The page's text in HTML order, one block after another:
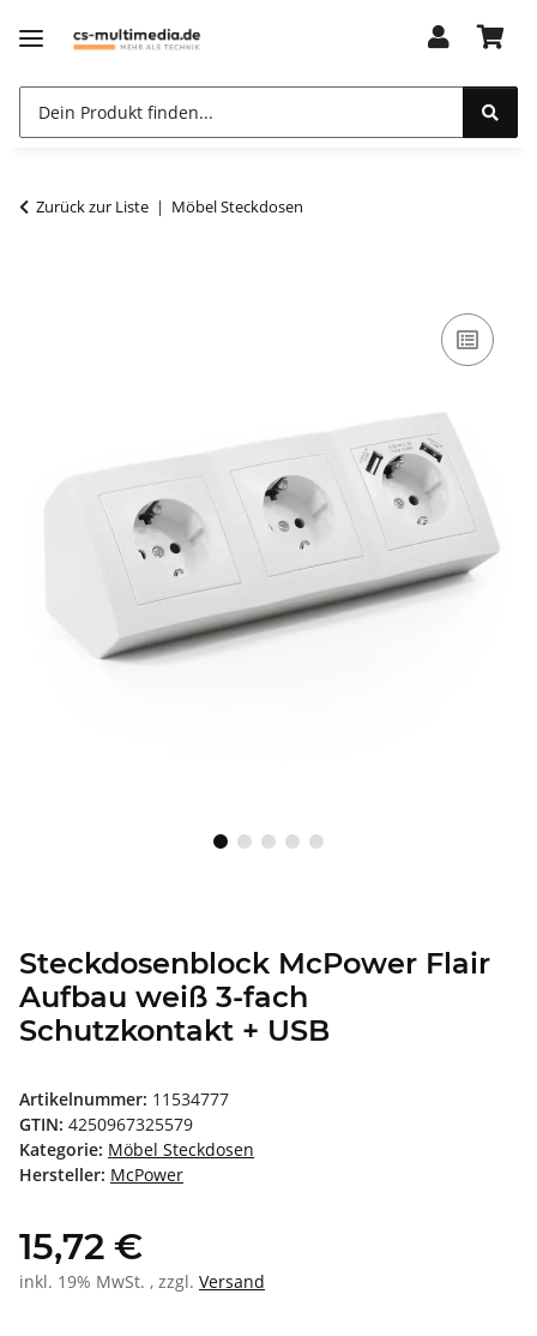
Zurück zur Liste Möbel Steckdosen
Steckdosenblock McPower Flair
Aufbau weiß 3-fach
Schutzkontakt + USB
Artikelnummer: 11534777
GTIN: 4250967325579
Kategorie: Möbel Steckdosen
Hersteller: McPower
15,72 €
inkl. 19% MwSt. , zzgl. Versand